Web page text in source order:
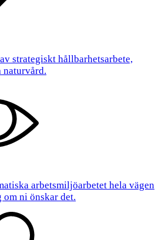
strategiskt hållbarhetsarbete,
arbetsmiljöarbetet hela vägen
ni önskar det.